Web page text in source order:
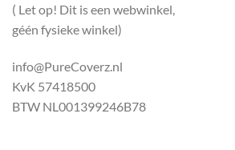
( Let op! Dit is een webwinkel,
géén fysieke winkel)
info@PureCoverz.nl
KvK 57418500
BTW NL001399246B78